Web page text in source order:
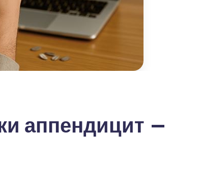
аппендицит —